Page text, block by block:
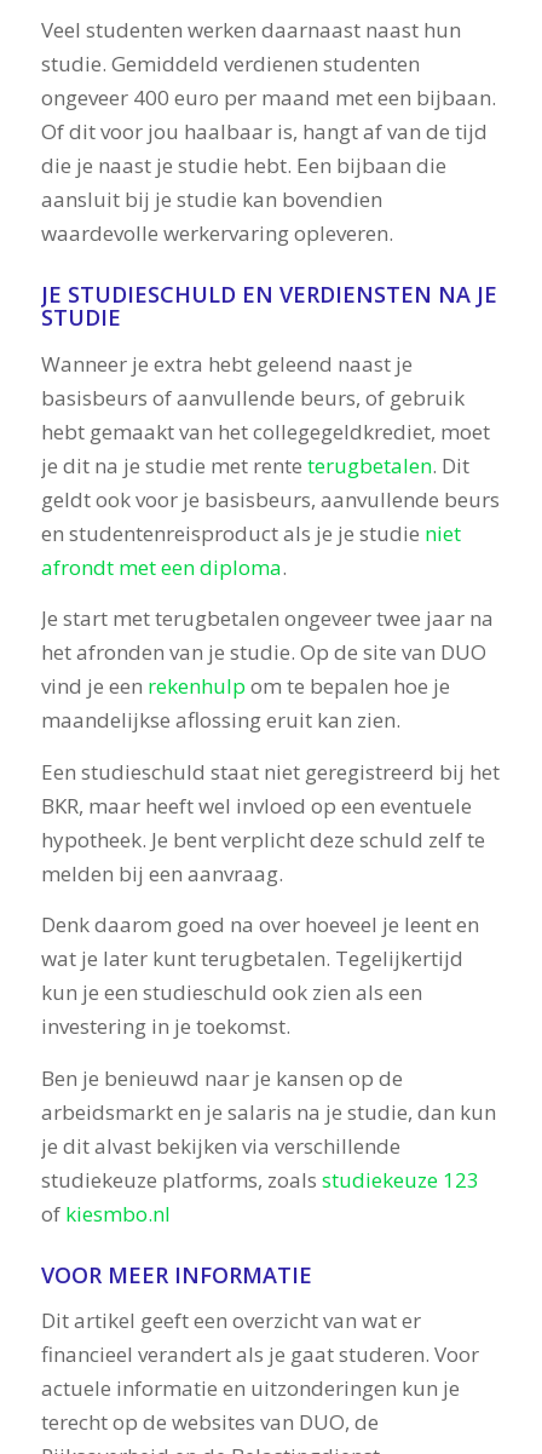
Veel studenten werken daarnaast naast hun
studie. Gemiddeld verdienen studenten
ongeveer 400 euro per maand met een bijbaan.
Of dit voor jou haalbaar is, hangt af van de tijd
die je naast je studie hebt. Een bijbaan die
aansluit bij je studie kan bovendien
waardevolle werkervaring opleveren.
JE STUDIESCHULD EN VERDIENSTEN NA JE
STUDIE
Wanneer je extra hebt geleend naast je
basisbeurs of aanvullende beurs, of gebruik
hebt gemaakt van het collegegeldkrediet, moet
je dit na je studie met rente terugbetalen. Dit
geldt ook voor je basisbeurs, aanvullende beurs
en studentenreisproduct als je je studie niet
afrondt met een diploma.
Je start met terugbetalen ongeveer twee jaar na
het afronden van je studie. Op de site van DUO
vind je een rekenhulp om te bepalen hoe je
maandelijkse aflossing eruit kan zien.
Een studieschuld staat niet geregistreerd bij het
BKR, maar heeft wel invloed op een eventuele
hypotheek. Je bent verplicht deze schuld zelf te
melden bij een aanvraag.
Denk daarom goed na over hoeveel je leent en
wat je later kunt terugbetalen. Tegelijkertijd
kun je een studieschuld ook zien als een
investering in je toekomst.
Ben je benieuwd naar je kansen op de
arbeidsmarkt en je salaris na je studie, dan kun
je dit alvast bekijken via verschillende
studiekeuze platforms, zoals studiekeuze 123
of kiesmbo.nl
VOOR MEER INFORMATIE
Dit artikel geeft een overzicht van wat er
financieel verandert als je gaat studeren. Voor
actuele informatie en uitzonderingen kun je
terecht op de websites van DUO, de